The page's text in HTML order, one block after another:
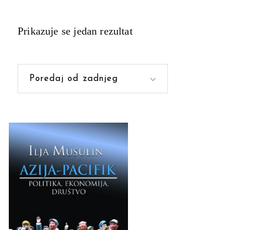
Prikazuje se jedan rezultat
Poredaj od zadnjeg